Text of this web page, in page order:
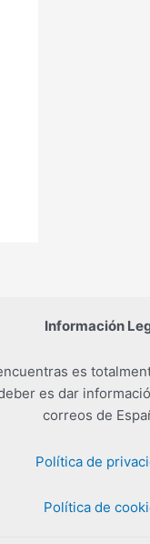
Información
es
es dar
correos de
Política de
Política de